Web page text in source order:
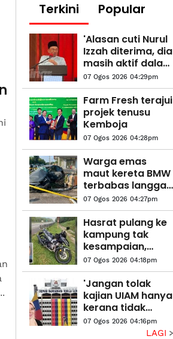
Terkini Popular
'Alasan cuti Nurul
Izzah diterima, dia
masih aktif dalam
parti' - Anwar
07 Ogos 2026 04:29pm
Farm Fresh terajui
projek tenusu
Kemboja
07 Ogos 2026 04:28pm
Warga emas
maut kereta BMW
terbabas langgar
pagar institut
memandu
07 Ogos 2026 04:27pm
Hasrat pulang ke
kampung tak
kesampaian,
pekerja kilang
maut dalam
nahas
07 Ogos 2026 04:18pm
'Jangan tolak
kajian UIAM hanya
kerana tidak
selari agenda
07 Ogos 2026 04:16pm
LAGI